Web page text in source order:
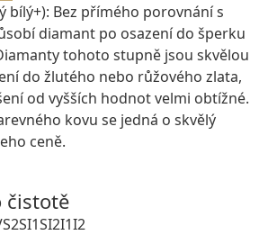
bílý+): Bez přímého porovnání s
diamant po osazení do šperku
tohoto stupně jsou skvělou
do žlutého nebo růžového zlata,
od vyšších hodnot velmi obtížné.
kovu se jedná o skvělý
ceně.
čistotě
SI1SI2I1I2